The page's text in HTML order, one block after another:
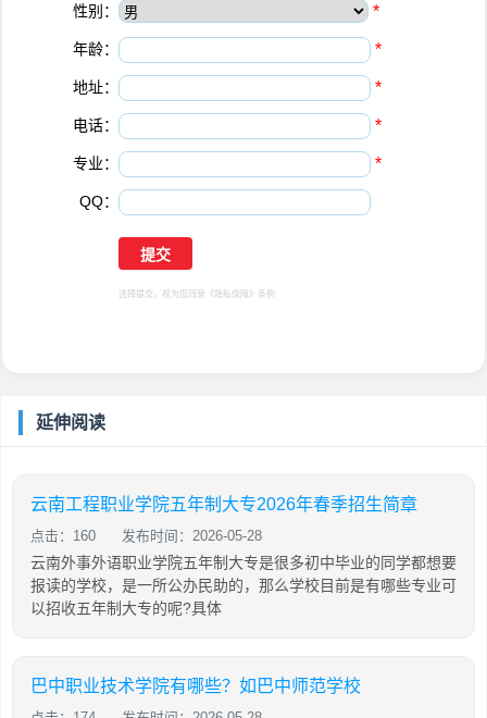
性别： *
年龄： *
地址： *
电话： *
专业： *
QQ：
选择提交，视为您同意 《隐私保障》 条例
延伸阅读
云南工程职业学院五年制大专2026年春季招生简章
点击：160 发布时间：2026-05-28
云南外事外语职业学院五年制大专是很多初中毕业的同学都想要
报读的学校，是一所公办民助的，那么学校目前是有哪些专业可
以招收五年制大专的呢?具体
巴中职业技术学院有哪些？如巴中师范学校